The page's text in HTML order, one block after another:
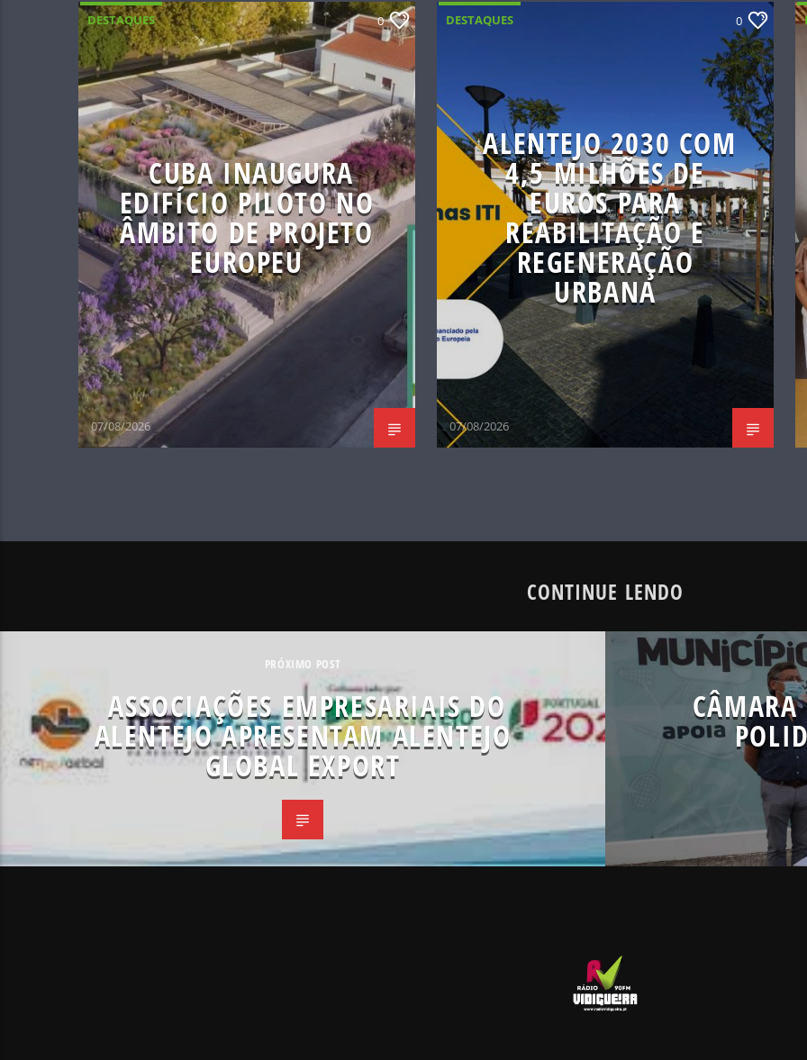
DESTAQUES 0
CUBA INAUGURA
EDIFÍCIO PILOTO NO
ÂMBITO DE PROJETO
EUROPEU
07/08/2026
DESTAQUES 0
ALENTEJO 2030 COM
4,5 MILHÕES DE
EUROS PARA
REABILITAÇÃO E
REGENERAÇÃO
URBANA
07/08/2026
CONTINUE LENDO
PRÓXIMO POST
ASSOCIAÇÕES EMPRESARIAIS DO
ALENTEJO APRESENTAM ALENTEJO
GLOBAL EXPORT